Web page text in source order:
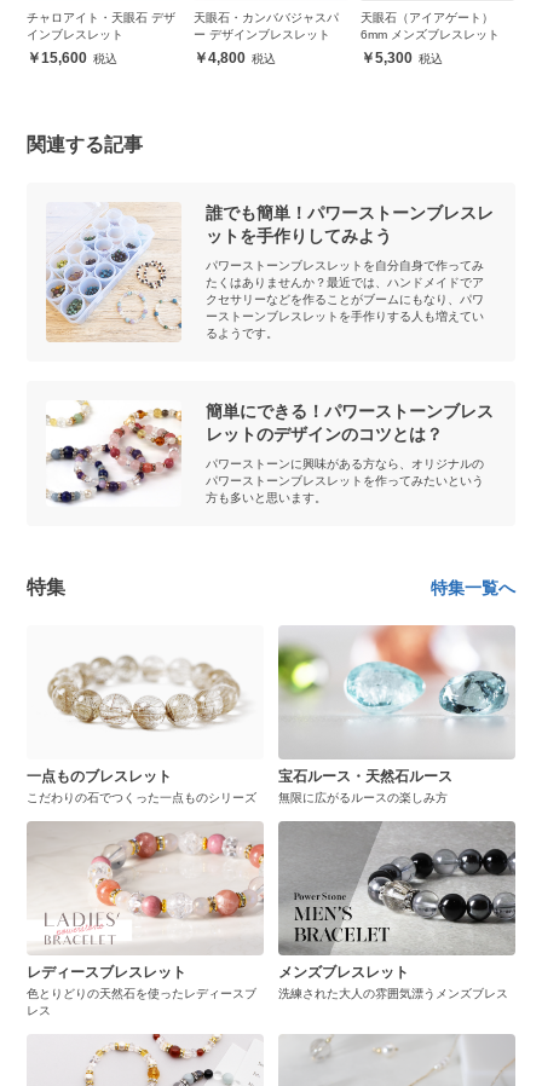
チャロアイト・天眼石 デザ
インブレスレット
15,600
天眼石・カンババジャスパ
ー デザインブレスレット
4,800
天眼石（アイアゲート）
6mm メンズブレスレット
5,300
関連する記事
誰でも簡単！パワーストーンブレスレ
ットを手作りしてみよう
パワーストーンブレスレットを自分自身で作ってみ
たくはありませんか？最近では、ハンドメイドでア
クセサリーなどを作ることがブームにもなり、パワ
ーストーンブレスレットを手作りする人も増えてい
るようです。
簡単にできる！パワーストーンブレス
レットのデザインのコツとは？
パワーストーンに興味がある方なら、オリジナルの
パワーストーンブレスレットを作ってみたいという
方も多いと思います。
特集 特集一覧へ
一点ものブレスレット
こだわりの石でつくった一点ものシリーズ
宝石ルース・天然石ルース
無限に広がるルースの楽しみ方
レディースブレスレット
色とりどりの天然石を使ったレディースブ
レス
メンズブレスレット
洗練された大人の雰囲気漂うメンズブレス